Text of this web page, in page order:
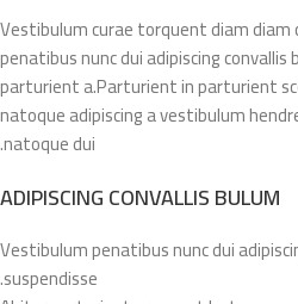
Vestibulum curae torquent diam
penatibus nunc dui adipiscing
parturient a.Parturient in parturient
natoque adipiscing a vestibulum
natoque dui.
ADIPISCING CONVALLIS BULUM
Vestibulum penatibus nunc dui
suspendisse.